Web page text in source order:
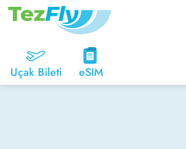
Uçak Bileti eSIM